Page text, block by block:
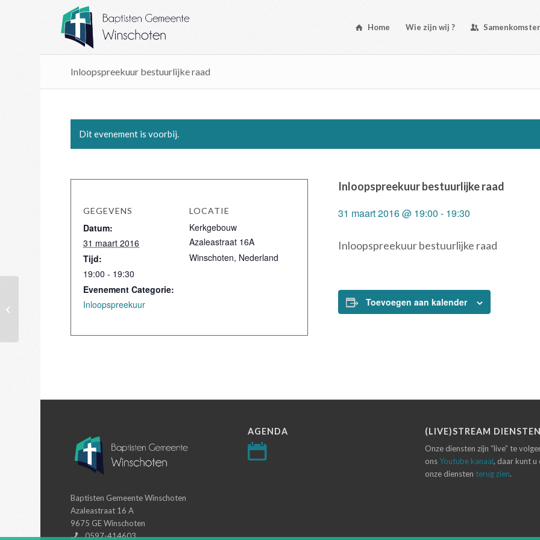
Home Wie zijn wij ?
Inloopspreekuur bestuurlijke raad
Dit evenement is voorbij.
Inloopspreekuur bestuurlijke raad
31 maart 2016 @ 19:00 - 19:30
Inloopspreekuur bestuurlijke raad
Toevoegen aan kalender
GEGEVENS
Datum:
31 maart 2016
Tijd:
19:00 - 19:30
Evenement Categorie:
Inloopspreekuur
LOCATIE
Kerkgebouw
Azaleastraat 16A
Winschoten, Nederland
Baptisten Gemeente Winschoten
Azaleastraat 16 A
9675 GE Winschoten
0597-414603
AGENDA (LIVE)STREAM DIENSTEN
Onze diensten zijn “live” te
onsYoutube kanaal, daar kunt u
onze diensten terug zien.
Dienst (Eerste Paasdag)